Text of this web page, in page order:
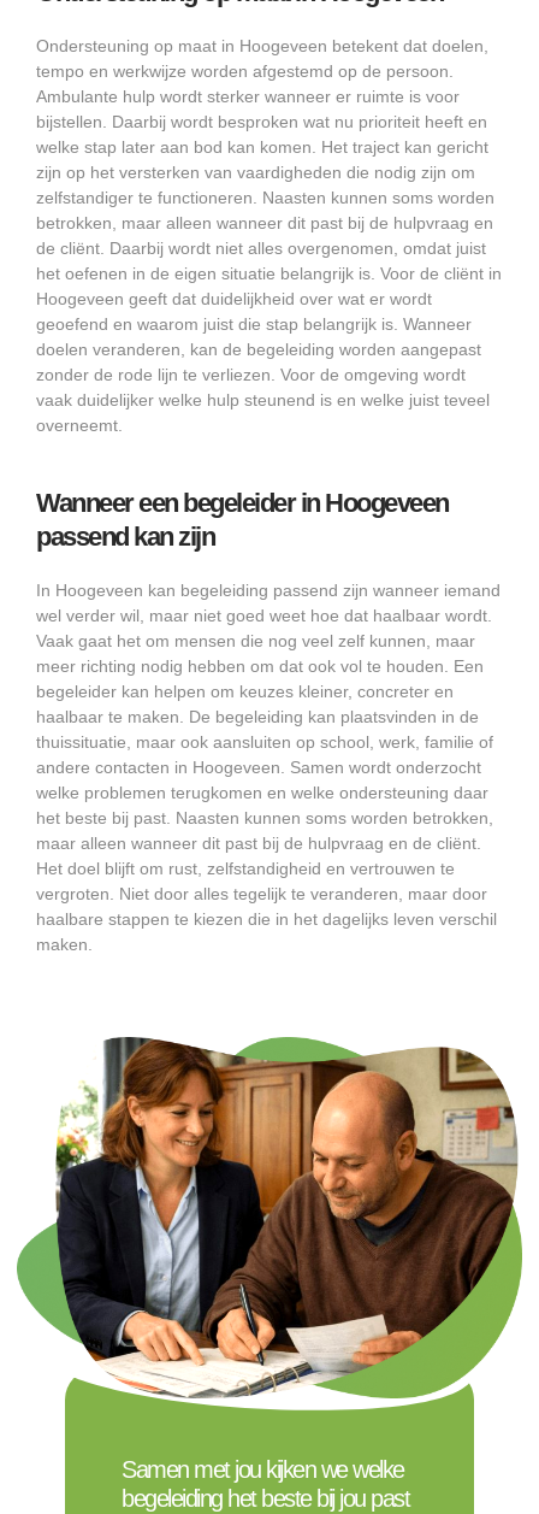
Ondersteuning op maat in Hoogeveen betekent dat doelen,
tempo en werkwijze worden afgestemd op de persoon.
Ambulante hulp wordt sterker wanneer er ruimte is voor
bijstellen. Daarbij wordt besproken wat nu prioriteit heeft en
welke stap later aan bod kan komen. Het traject kan gericht
zijn op het versterken van vaardigheden die nodig zijn om
zelfstandiger te functioneren. Naasten kunnen soms worden
betrokken, maar alleen wanneer dit past bij de hulpvraag en
de cliënt. Daarbij wordt niet alles overgenomen, omdat juist
het oefenen in de eigen situatie belangrijk is. Voor de cliënt in
Hoogeveen geeft dat duidelijkheid over wat er wordt
geoefend en waarom juist die stap belangrijk is. Wanneer
doelen veranderen, kan de begeleiding worden aangepast
zonder de rode lijn te verliezen. Voor de omgeving wordt
vaak duidelijker welke hulp steunend is en welke juist teveel
overneemt.
Wanneer een begeleider in Hoogeveen
passend kan zijn
In Hoogeveen kan begeleiding passend zijn wanneer iemand
wel verder wil, maar niet goed weet hoe dat haalbaar wordt.
Vaak gaat het om mensen die nog veel zelf kunnen, maar
meer richting nodig hebben om dat ook vol te houden. Een
begeleider kan helpen om keuzes kleiner, concreter en
haalbaar te maken. De begeleiding kan plaatsvinden in de
thuissituatie, maar ook aansluiten op school, werk, familie of
andere contacten in Hoogeveen. Samen wordt onderzocht
welke problemen terugkomen en welke ondersteuning daar
het beste bij past. Naasten kunnen soms worden betrokken,
maar alleen wanneer dit past bij de hulpvraag en de cliënt.
Het doel blijft om rust, zelfstandigheid en vertrouwen te
vergroten. Niet door alles tegelijk te veranderen, maar door
haalbare stappen te kiezen die in het dagelijks leven verschil
maken.
Samen met jou kijken we welke
begeleiding het beste bij jou past